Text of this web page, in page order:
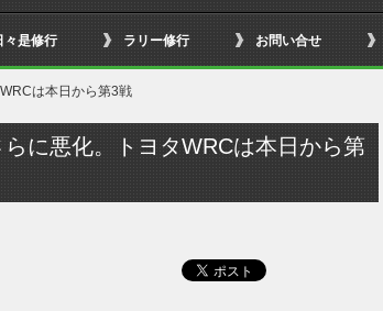
々是修行 ラリー修行 お問い合せ
は本日から第3戦
に悪化。トヨタWRCは本日から第